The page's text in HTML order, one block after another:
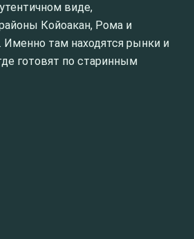
виде,
Койоакан, Рома и
Именно там находятся рынки и
готовят по старинным